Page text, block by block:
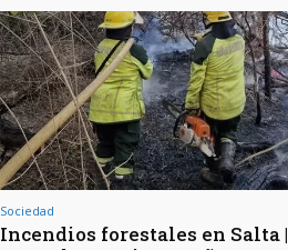
Sociedad
Incendios forestales en Salta |